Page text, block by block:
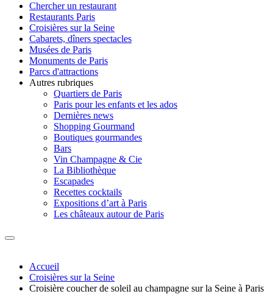
Chercher un restaurant
Restaurants Paris
Croisières sur la Seine
Cabarets, dîners spectacles
Musées de Paris
Monuments de Paris
Parcs d'attractions
Autres rubriques
Quartiers de Paris
Paris pour les enfants et les ados
Dernières news
Shopping Gourmand
Boutiques gourmandes
Bars
Vin Champagne & Cie
La Bibliothèque
Escapades
Recettes cocktails
Expositions d’art à Paris
Les châteaux autour de Paris
Accueil
Croisières sur la Seine
Croisière coucher de soleil au champagne sur la Seine à Paris